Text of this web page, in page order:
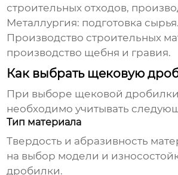
строительных отходов,
Металлургия: подготовка сырья.
Производство строительных
производство щебня и гравия.
Как выбрать щековую
При выборе щековой
необходимо учитывать
Тип материала
Твердость и абразивность
на выбор модели и
дробилки.